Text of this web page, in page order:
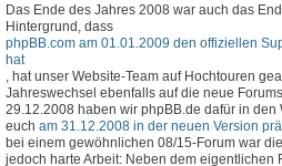
Das Ende des Jahres 2008 war auch das
Hintergrund, dass
phpBB.com am 01.01.2009 den offiziellen
hat
, hat unser Website-Team auf Hochtouren
Jahreswechsel ebenfalls auf die neue
29.12.2008 haben wir phpBB.de dafür in den
euch am 31.12.2008 in der neuen Version
bei einem gewöhnlichen 08/15-Forum war
jedoch harte Arbeit: Neben dem eigentlichen